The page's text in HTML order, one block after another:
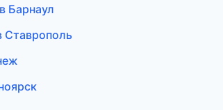
Барнаул
Ставрополь